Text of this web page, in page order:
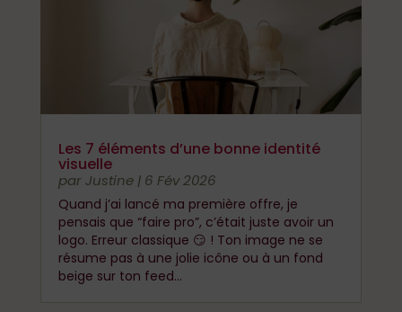
Les 7 éléments d’une bonne identité
visuelle
parJustine| 6 Fév 2026
Quand j’ai lancé ma première offre, je
pensais que “faire pro”, c’était juste avoir un
logo. Erreur classique 😏 ! Ton image ne se
résume pas à une jolie icône ou à un fond
beige sur ton feed...